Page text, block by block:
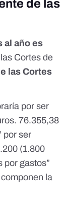
de las
al año es
Cortes de
las Cortes
por ser
76.355,38
por ser
(1.800
por gastos”
la